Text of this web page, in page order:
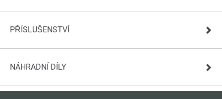
PŘÍSLUŠENSTVÍ
NÁHRADNÍ DÍLY